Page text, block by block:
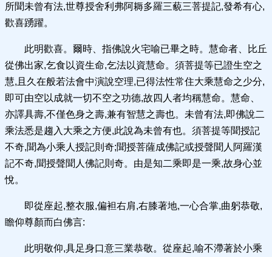
所聞未曾有法,世尊授舍利弗阿耨多羅三藐三菩提記,發希有心,
歡喜踴躍。
此明歡喜。爾時、指佛說火宅喻已畢之時。慧命者、比丘
從佛出家,乞食以資生命,乞法以資慧命。須菩提等已證生空之
慧,且久在般若法會中演說空理,已得法性常住大乘慧命之少分,
即可由空以成就一切不空之功德,故四人者均稱慧命。慧命、
亦譯具壽,不僅色身之壽,兼有智慧之壽也。未曾有法,即佛說二
乘法悉是趨入大乘之方便,此說為未曾有也。須菩提等聞授記
不奇,聞為小乘人授記則奇;聞授菩薩成佛記或授聲聞人阿羅漢
記不奇,聞授聲聞人佛記則奇。由是知二乘即是一乘,故身心並
悅。
即從座起,整衣服,偏袒右肩,右膝著地,一心合掌,曲躬恭敬,
瞻仰尊顏而白佛言:
此明敬仰,具足身口意三業恭敬。從座起,喻不滯著於小乘